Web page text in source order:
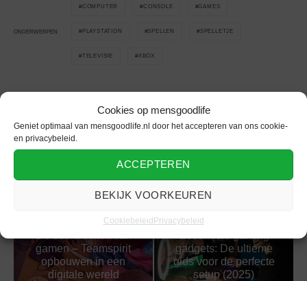
Cookies op mensgoodlife
Geniet optimaal van mensgoodlife.nl door het accepteren van ons cookie-
en privacybeleid.
ACCEPTEREN
BEKIJK VOORKEUREN
CookiebeleidPrivacybeleid
ONDERWERPEN
COMPUTER CONSOLE GAMES
PLAYSTATION SPELLEN SPELLETJE
TELEVISIE XBOX
Gerelateerd
gamen – Teamspirit
opbouwen in een
digitale wereld
gadgets: De ultieme
gids voor de perfecte
setup (2025)